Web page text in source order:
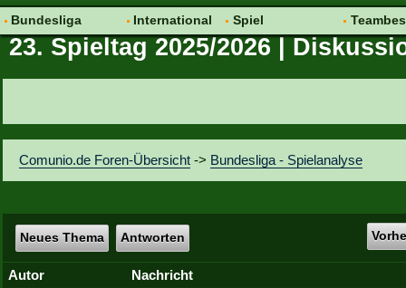
Bundesliga
Hot News
Vereinsfragen
International
Vereine
Spiel
Regeln & Tipps
23. Spieltag 2025/2026 |
Comunio.de Foren-Übersicht -> Bundesliga - Spielanalyse
Neues Thema Antworten
Autor
Nachricht